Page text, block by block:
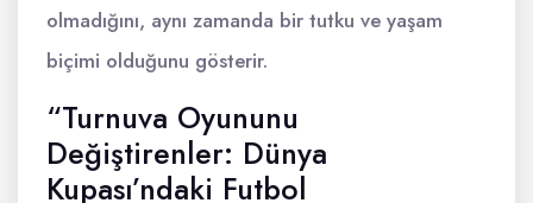
olmadığını, aynı zamanda bir tutku ve yaşam
biçimi olduğunu gösterir.
“Turnuva Oyununu
Değiştirenler: Dünya
Kupası’ndaki Futbol